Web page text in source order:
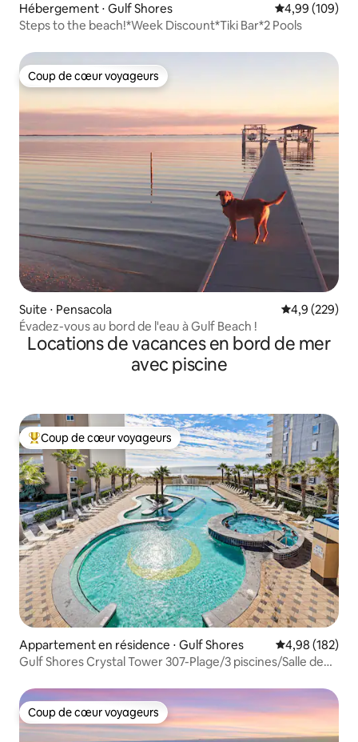
Hébergement ⋅ Gulf Shores Évaluation
4,99 (109)
Steps to the beach!*Week Discount*Tiki Bar*2 Pools
Coup de cœur voyageurs
Coup de cœur voyageurs
Suite ⋅ Pensacola Évaluation
4,9 (229)
Évadez-vous au bord de l'eau à Gulf Beach !
Locations de vacances en bord de mer
avec piscine
Coups de cœur voyageurs les plus appréciés
Coup de cœur voyageurs
Appartement en résidence ⋅ Gulf Shores Évaluation
4,98 (182)
Gulf Shores Crystal Tower 307-Plage/3 piscines/Salle de
Coup de cœur voyageurs
Coup de cœur voyageurs